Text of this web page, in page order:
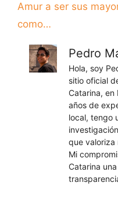
Amur a ser sus
como…
Pedro
Hola, soy
sitio oficial
Catarina, en
años de
local, tengo
que valoriza
Mi
Catarina